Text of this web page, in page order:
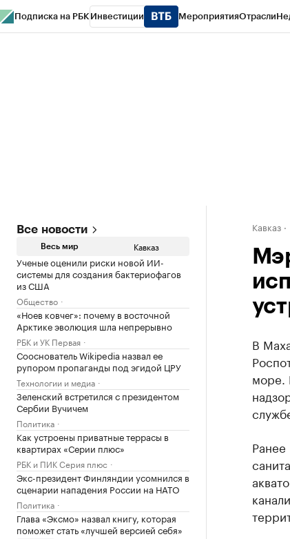
Подписка на РБК Инвестиции МероприятияОтрасли
Все новости
Весь мир Кавказ
Ученые оценили риски новой ИИ-
системы для создания бактериофагов
из США
Общество
«Ноев ковчег»: почему в восточной
Арктике эволюция шла непрерывно
РБК и УК Первая
Сооснователь Wikipedia назвал ее
рупором пропаганды под эгидой ЦРУ
Технологии и медиа
Зеленский встретился с президентом
Сербии Вучичем
Политика
Как устроены приватные террасы в
квартирах «Серии плюс»
РБК и ПИК Серия плюс
Экс-президент Финляндии усомнился в
сценарии нападения России на НАТО
Политика
Глава «Эксмо» назвал книгу, которая
поможет стать «лучшей версией себя»
Кавказ
В
море.